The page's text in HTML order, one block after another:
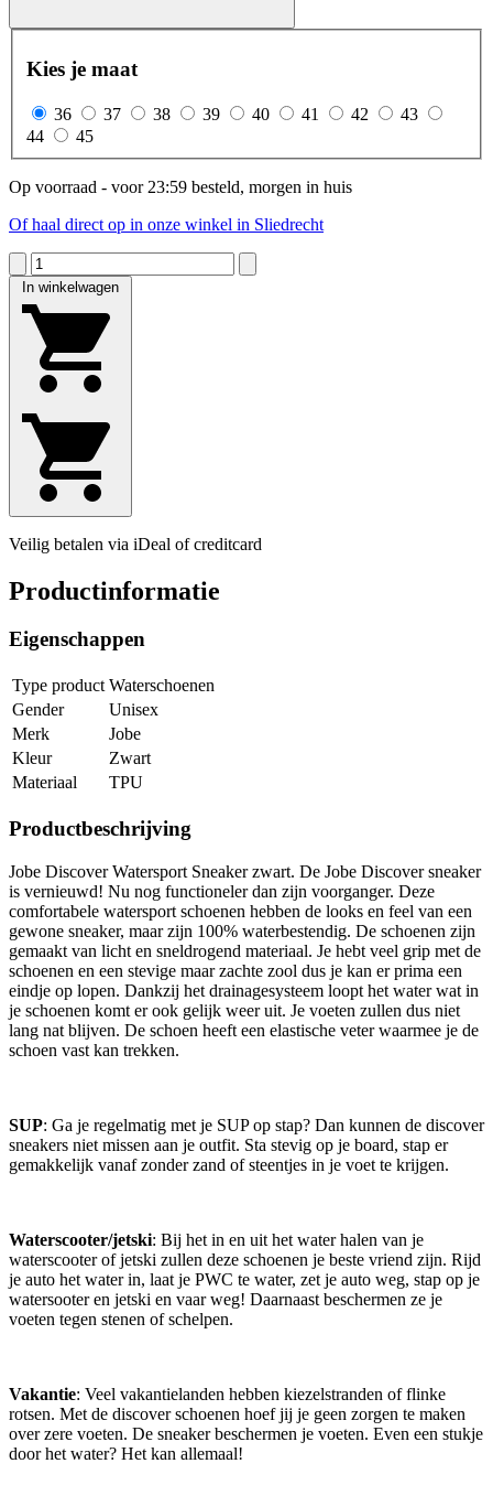
Kies je maat
36 37 38 39 40 41 42
43
44
45
Op voorraad - voor 23:59 besteld, morgen in huis
Of haal direct op in onze winkel in Sliedrecht
In winkelwagen
Veilig betalen via iDeal of creditcard
Productinformatie
Eigenschappen
Type product Waterschoenen
Gender
Unisex
Merk
Jobe
Kleur
Zwart
Materiaal
TPU
Productbeschrijving
Jobe Discover Watersport Sneaker zwart. De Jobe Discover sneaker
is vernieuwd! Nu nog functioneler dan zijn voorganger. Deze
comfortabele watersport schoenen hebben de looks en feel van een
gewone sneaker, maar zijn 100% waterbestendig. De schoenen zijn
gemaakt van licht en sneldrogend materiaal. Je hebt veel grip met de
schoenen en een stevige maar zachte zool dus je kan er prima een
eindje op lopen. Dankzij het drainagesysteem loopt het water wat in
je schoenen komt er ook gelijk weer uit. Je voeten zullen dus niet
lang nat blijven. De schoen heeft een elastische veter waarmee je de
schoen vast kan trekken.
SUP: Ga je regelmatig met je SUP op stap? Dan kunnen de discover
sneakers niet missen aan je outfit. Sta stevig op je board, stap er
gemakkelijk vanaf zonder zand of steentjes in je voet te krijgen.
Waterscooter/jetski: Bij het in en uit het water halen van je
waterscooter of jetski zullen deze schoenen je beste vriend zijn. Rijd
je auto het water in, laat je PWC te water, zet je auto weg, stap op je
watersooter en jetski en vaar weg! Daarnaast beschermen ze je
voeten tegen stenen of schelpen.
Vakantie: Veel vakantielanden hebben kiezelstranden of flinke
rotsen. Met de discover schoenen hoef jij je geen zorgen te maken
over zere voeten. De sneaker beschermen je voeten. Even een stukje
door het water? Het kan allemaal!